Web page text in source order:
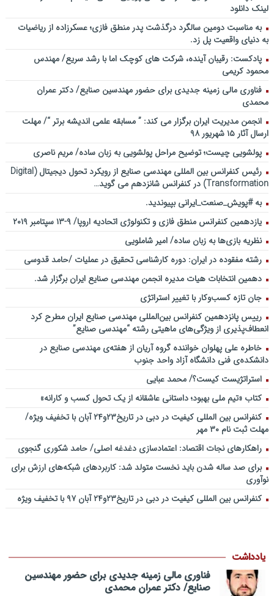
لینک دانلود
به مناسبت دومین سالگرد درگذشت پدر منطق فازی؛ عسکرزاده از ریاضیات
به دنیای واقعیت پل زد.
پادکست: رقیبان آینده، شرکت های کوچک اما با رشد سریع/ مهندس
محمود کریمی
فناوری مالی زمینه جدیدی برای حضور مهندسین صنایع/ دکتر عمران
محمدی
انجمن مدیریت ایران برگزار می کند: ” مسابقه علمی اندیشه برتر “/ مهلت
ارسال آثار ۱۵ شهریور ۹۸
پولشویی چیست؛ توضیح مراحل پولشویی به زبان ساده/ مریم ناصری
رئیس کنفرانس بین المللی مهندسی صنایع از رویکرد تحول دیجیتال (Digital
Transformation) در کنفرانس شانزدهم می گوید…
به #پویش_صنعت_ایرانی بپیوندید.
یازدهمین کنفرانس منطق فازی و تکنولوژی اتحادیه اروپا/ ۹-۱۳ سپتامبر ۲۰۱۹
نظریه بازی‌ها به زبان ساده/ امیر شاملویی
رشته مفقوده در ایران: دوره کارشناسی تحقیق در عملیات /حامد قدوسی
دهمین انتخابات هیات مدیره انجمن مهندسی صنایع ایران برگزار شد.
جان تازه کسب‌وکار با تغییر استراتژی
رییس پانزدهمین کنفرانس بین‌المللی مهندسی صنایع ایران مطرح کرد
انعطاف‌پذیری از ویژگی‌های ماهیتی رشته “مهندسی صنایع”
خاطره علی پهلوان خواننده گروه آریان از هفته‌ی مهندسی صنایع در
دانشکده‌ی فنی دانشگاه آزاد واحد جنوب
استراتژیست کیست؟‬/ محمد عبایی
کتاب «تیم ملی بهبود؛ داستانی عاشقانه از یک تحول کسب و کارانه»
کنفرانس بین المللی کیفیت در دبی در تاریخ۲۳و۲۴ آبان با تخفیف ویژه/
مهلت ثبت نام ۳۰ مهر
راهکارهای نجات اقتصاد: اعتمادسازی دغدغه اصلی/ حامد شکوری گنجوی
برای صد ساله شدن باید نخست متولد شد: کاربردهای شبکه‌های ارزش برای
نوآوری
کنفرانس بین المللی کیفیت در دبی در تاریخ۲۳و۲۴ آبان ۹۷ با تخفیف ویژه
یادداشت
فناوری مالی زمینه جدیدی برای حضور مهندسین
صنایع/ دکتر عمران محمدی